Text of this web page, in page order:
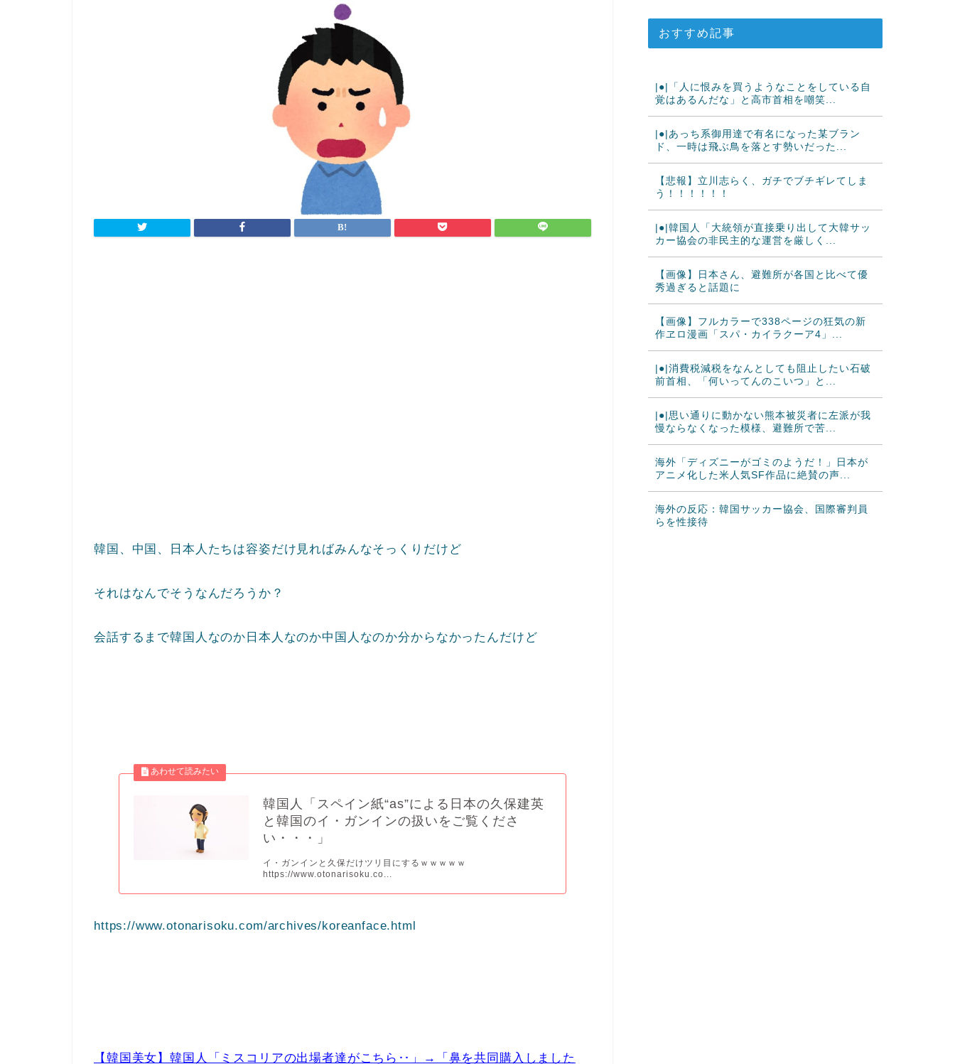
韓国、中国、日本人たちは容姿だけ見ればみんなそっくりだけど
それはなんでそうなんだろうか？
会話するまで韓国人なのか日本人なのか中国人なのか分からなかったんだけど
韓国人「スペイン紙“as”による日本の久保建英
と韓国のイ・ガンインの扱いをご覧くださ
い・・・」
イ・ガンインと久保だけツリ目にするｗｗｗｗｗ
https://www.otonarisoku.co...
https://www.otonarisoku.com/archives/koreanface.html
【韓国美女】韓国人「ミスコリアの出場者達がこちら‥」→「鼻を共同購入しました
おすすめ記事
|●|「人に恨みを買うようなことをしている自
覚はあるんだな」と高市首相を嘲笑...
|●|あっち系御用達で有名になった某ブラン
ド、一時は飛ぶ鳥を落とす勢いだった...
【悲報】立川志らく、ガチでブチギレてしま
う！！！！！！
|●|韓国人「大統領が直接乗り出して大韓サッ
カー協会の非民主的な運営を厳しく...
【画像】日本さん、避難所が各国と比べて優
秀過ぎると話題に
【画像】フルカラーで338ページの狂気の新
作ヱロ漫画「スパ・カイラクーア4」...
|●|消費税減税をなんとしても阻止したい石破
前首相、「何いってんのこいつ」と...
|●|思い通りに動かない熊本被災者に左派が我
慢ならなくなった模様、避難所で苦...
海外「ディズニーがゴミのようだ！」日本が
アニメ化した米人気SF作品に絶賛の声...
海外の反応：韓国サッカー協会、国際審判員
らを性接待